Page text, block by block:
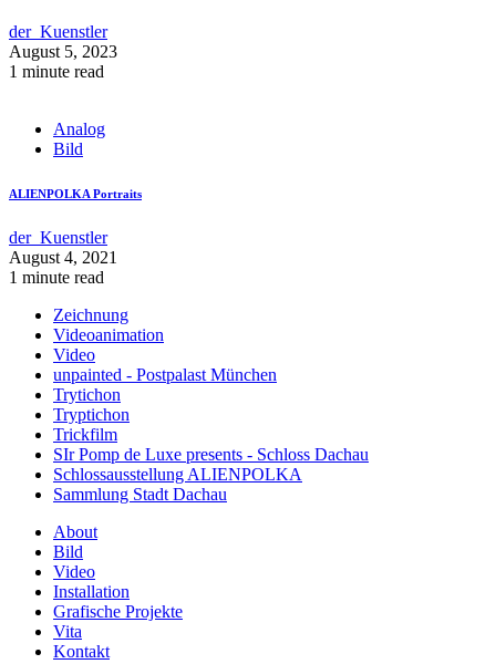
der_Kuenstler
August 5, 2023
1 minute read
Analog
Bild
ALIENPOLKA Portraits
der_Kuenstler
August 4, 2021
1 minute read
Zeichnung
Videoanimation
Video
unpainted - Postpalast München
Trytichon
Tryptichon
Trickfilm
SIr Pomp de Luxe presents - Schloss Dachau
Schlossausstellung ALIENPOLKA
Sammlung Stadt Dachau
About
Bild
Video
Installation
Grafische Projekte
Vita
Kontakt